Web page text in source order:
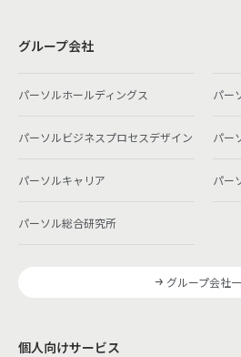
グループ会社
パーソルホールディングス パー
パーソルビジネスプロセスデザイン パー
パーソルキャリア パー
パーソル総合研究所
グループ会社
個人向けサービス